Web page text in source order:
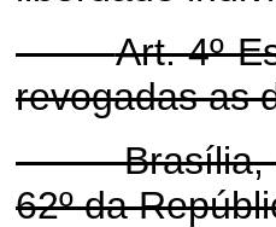
Art. 4º
revogadas as
Brasília, 8
62º da